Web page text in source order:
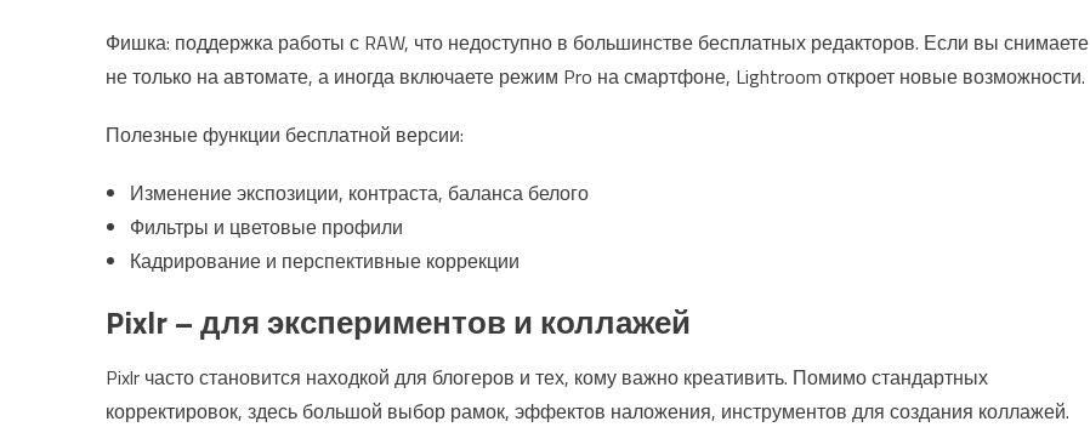
Фишка: поддержка работы с RAW, что недоступно в большинстве бесплатных редакторов. Если вы снимаете
не только на автомате, а иногда включаете режим Pro на смартфоне, Lightroom откроет новые возможности.
Полезные функции бесплатной версии:
Изменение экспозиции, контраста, баланса белого
Фильтры и цветовые профили
Кадрирование и перспективные коррекции
Pixlr – для экспериментов и коллажей
Pixlr часто становится находкой для блогеров и тех, кому важно креативить. Помимо стандартных
корректировок, здесь большой выбор рамок, эффектов наложения, инструментов для создания коллажей.